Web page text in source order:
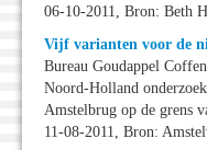
06-10-2011, Bron: Beth
Vijf varianten voor de
Bureau Goudappel
Noord-Holland
Amstelbrug op de grens
11-08-2011, Bron: